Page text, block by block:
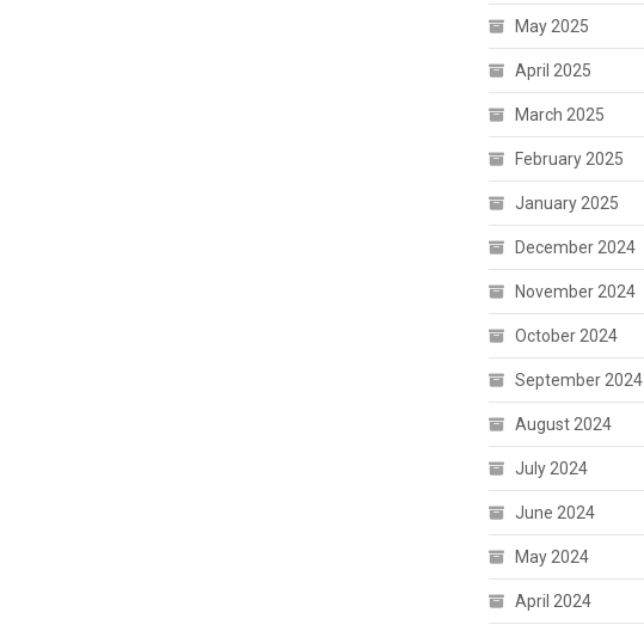
May 2025
April 2025
March 2025
February 2025
January 2025
December 2024
November 2024
October 2024
September 2024
August 2024
July 2024
June 2024
May 2024
April 2024